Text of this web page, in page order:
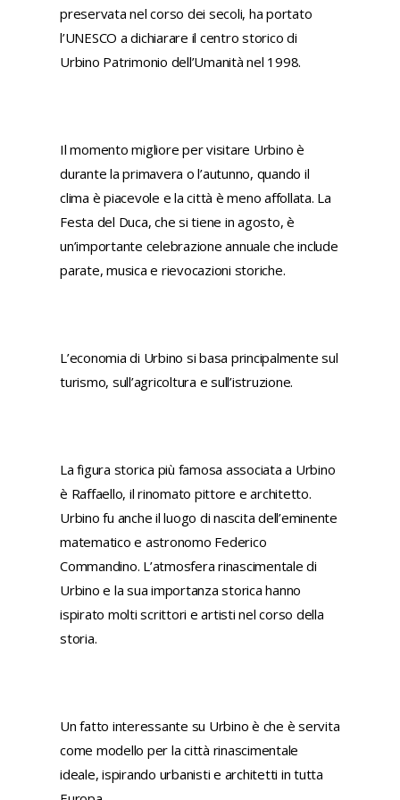
preservata nel corso dei secoli, ha portato
l’UNESCO a dichiarare il centro storico di
Urbino Patrimonio dell’Umanità nel 1998.
Il momento migliore per visitare Urbino è
durante la primavera o l’autunno, quando il
clima è piacevole e la città è meno affollata. La
Festa del Duca, che si tiene in agosto, è
un’importante celebrazione annuale che include
parate, musica e rievocazioni storiche.
L’economia di Urbino si basa principalmente sul
turismo, sull’agricoltura e sull’istruzione.
La figura storica più famosa associata a Urbino
è Raffaello, il rinomato pittore e architetto.
Urbino fu anche il luogo di nascita dell’eminente
matematico e astronomo Federico
Commandino. L’atmosfera rinascimentale di
Urbino e la sua importanza storica hanno
ispirato molti scrittori e artisti nel corso della
storia.
Un fatto interessante su Urbino è che è servita
come modello per la città rinascimentale
ideale, ispirando urbanisti e architetti in tutta